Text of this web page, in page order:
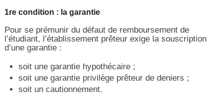
1re condition : la garantie
Pour se prémunir du défaut de remboursement de
l’étudiant, l’établissement prêteur exige la souscription
d’une garantie :
soit une garantie hypothécaire ;
soit une garantie privilège prêteur de deniers ;
soit un cautionnement.